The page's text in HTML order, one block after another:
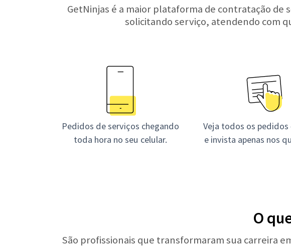
GetNinjas é a maior plataforma de contratação de
solicitando serviço, atendendo com
Pedidos de serviços chegando
toda hora no seu celular.
Veja todos os pedidos
e invista apenas nos
O
São profissionais que transformaram sua carreira